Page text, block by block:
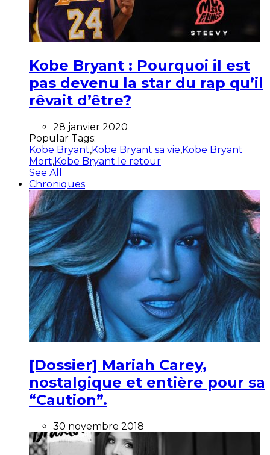
Kobe Bryant : Pourquoi il est
pas devenu la star du rap qu’il
rêvait d’être?
28 janvier 2020
Popular Tags:
Kobe Bryant,Kobe Bryant sa vie,Kobe Bryant
Mort,Kobe Bryant le retour
See All
Chroniques
[Dossier] Mariah Carey,
nostalgique et entière pour sa
“Caution”.
30 novembre 2018